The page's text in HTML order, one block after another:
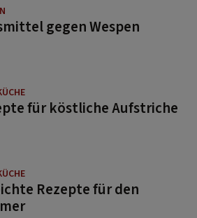
gegen Wespen
für köstliche Aufstriche
Rezepte für den